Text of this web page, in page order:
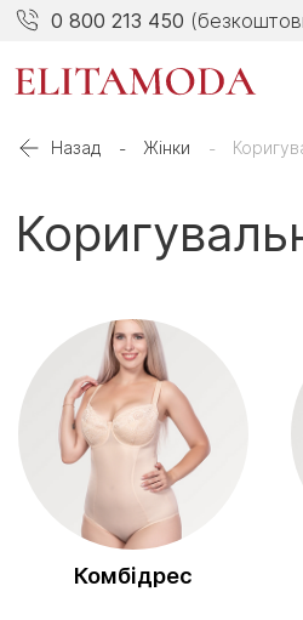
0 800 213 450
Назад Жінки
Комбідрес